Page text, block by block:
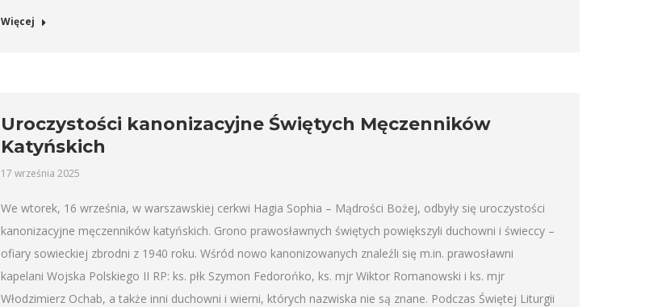
Więcej
Uroczystości kanonizacyjne Świętych Męczenników
Katyńskich
17 września 2025
We wtorek, 16 września, w warszawskiej cerkwi Hagia Sophia – Mądrości Bożej, odbyły się uroczystości
kanonizacyjne męczenników katyńskich. Grono prawosławnych świętych powiększyli duchowni i świeccy –
ofiary sowieckiej zbrodni z 1940 roku. Wśród nowo kanonizowanych znaleźli się m.in. prawosławni
kapelani Wojska Polskiego II RP: ks. płk Szymon Fedorońko, ks. mjr Wiktor Romanowski i ks. mjr
Włodzimierz Ochab, a także inni duchowni i wierni, których nazwiska nie są znane. Podczas Świętej Liturgii